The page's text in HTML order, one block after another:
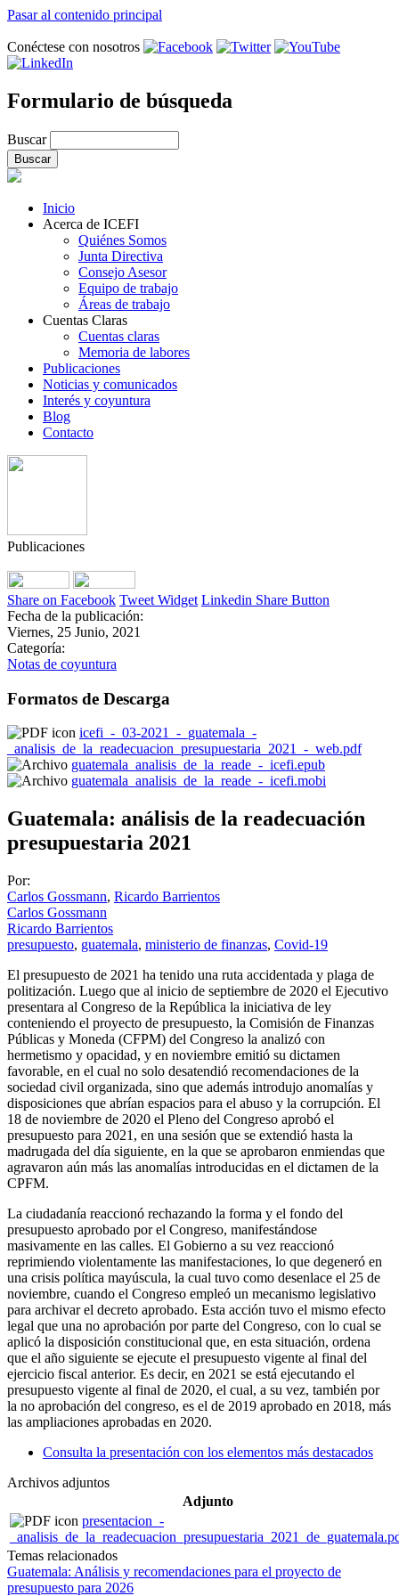
Pasar al contenido principal
Conéctese con nosotros
Formulario de búsqueda
Buscar
Inicio
Acerca de ICEFI
Quiénes Somos
Junta Directiva
Consejo Asesor
Equipo de trabajo
Áreas de trabajo
Cuentas Claras
Cuentas claras
Memoria de labores
Publicaciones
Noticias y comunicados
Interés y coyuntura
Blog
Contacto
Publicaciones
Share on Facebook Tweet Widget Linkedin Share Button
Fecha de la publicación:
Viernes, 25 Junio, 2021
Categoría:
Notas de coyuntura
Formatos de Descarga
icefi_-_03-2021_-_guatemala_-
_analisis_de_la_readecuacion_presupuestaria_2021_-_web.pdf
guatemala_analisis_de_la_reade_-_icefi.epub
guatemala_analisis_de_la_reade_-_icefi.mobi
Guatemala: análisis de la readecuación
presupuestaria 2021
Por:
Carlos Gossmann, Ricardo Barrientos
Carlos Gossmann
Ricardo Barrientos
presupuesto, guatemala, ministerio de finanzas, Covid-19
El presupuesto de 2021 ha tenido una ruta accidentada y plaga de
politización. Luego que al inicio de septiembre de 2020 el Ejecutivo
presentara al Congreso de la República la iniciativa de ley
conteniendo el proyecto de presupuesto, la Comisión de Finanzas
Públicas y Moneda (CFPM) del Congreso la analizó con
hermetismo y opacidad, y en noviembre emitió su dictamen
favorable, en el cual no solo desatendió recomendaciones de la
sociedad civil organizada, sino que además introdujo anomalías y
disposiciones que abrían espacios para el abuso y la corrupción. El
18 de noviembre de 2020 el Pleno del Congreso aprobó el
presupuesto para 2021, en una sesión que se extendió hasta la
madrugada del día siguiente, en la que se aprobaron enmiendas que
agravaron aún más las anomalías introducidas en el dictamen de la
CPFM.
La ciudadanía reaccionó rechazando la forma y el fondo del
presupuesto aprobado por el Congreso, manifestándose
masivamente en las calles. El Gobierno a su vez reaccionó
reprimiendo violentamente las manifestaciones, lo que degeneró en
una crisis política mayúscula, la cual tuvo como desenlace el 25 de
noviembre, cuando el Congreso empleó un mecanismo legislativo
para archivar el decreto aprobado. Esta acción tuvo el mismo efecto
legal que una no aprobación por parte del Congreso, con lo cual se
aplicó la disposición constitucional que, en esta situación, ordena
que el año siguiente se ejecute el presupuesto vigente al final del
ejercicio fiscal anterior. Es decir, en 2021 se está ejecutando el
presupuesto vigente al final de 2020, el cual, a su vez, también por
la no aprobación del congreso, es el de 2019 aprobado en 2018, más
las ampliaciones aprobadas en 2020.
Consulta la presentación con los elementos más destacados
Archivos adjuntos
Adjunto
presentacion_-
Temas relacionados
Guatemala: Análisis y recomendaciones para el proyecto de
presupuesto para 2026